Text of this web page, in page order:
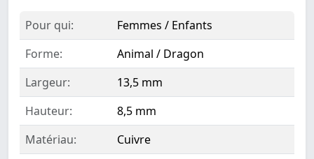
Pour qui:
Femmes / Enfants
Forme:
Animal / Dragon
Largeur:
13,5 mm
Hauteur:
8,5 mm
Matériau:
Cuivre